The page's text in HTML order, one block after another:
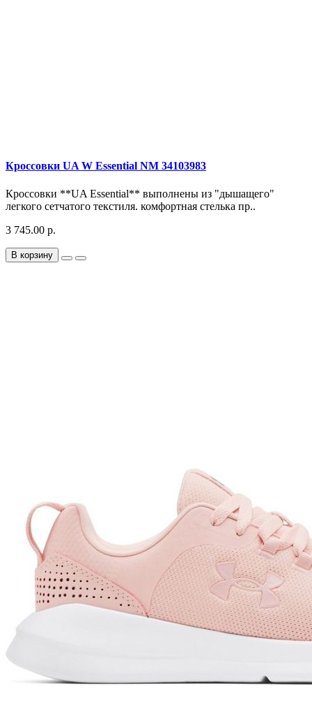
Кроссовки UA W Essential NM 34103983
Кроссовки **UA Essential** выполнены из "дышащего"
легкого сетчатого текстиля. комфортная стелька пр..
3 745.00 р.
В корзину